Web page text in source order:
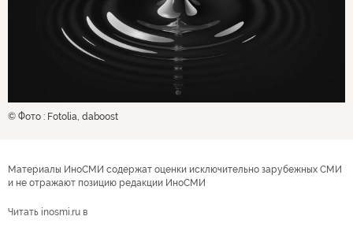
© Фото : Fotolia, daboost
Материалы ИноСМИ содержат оценки исключительно зарубежных СМИ
и не отражают позицию редакции ИноСМИ
Читать inosmi.ru в